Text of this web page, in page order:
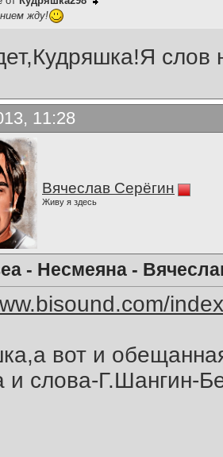
жду!
слов
11:28
Вячеслав Серёгин
Живу я здесь
- Несмеяна -
вот и
и слова-Г.Шангин-